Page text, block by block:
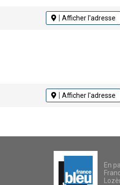
Afficher l'adresse
Afficher l'adresse
En